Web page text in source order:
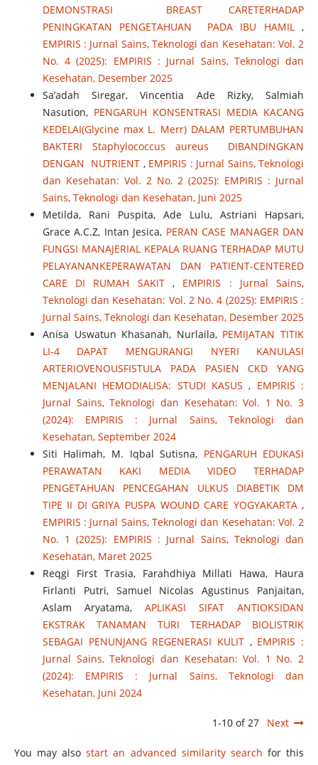
DEMONSTRASI BREAST CARETERHADAP
PENINGKATAN PENGETAHUAN PADA IBU HAMIL ,
EMPIRIS : Jurnal Sains, Teknologi dan Kesehatan: Vol. 2
No. 4 (2025): EMPIRIS : Jurnal Sains, Teknologi dan
Kesehatan, Desember 2025
Sa’adah Siregar, Vincentia Ade Rizky, Salmiah
Nasution, PENGARUH KONSENTRASI MEDIA KACANG
KEDELAI(Glycine max L. Merr) DALAM PERTUMBUHAN
BAKTERI Staphylococcus aureus DIBANDINGKAN
DENGAN NUTRIENT , EMPIRIS : Jurnal Sains, Teknologi
dan Kesehatan: Vol. 2 No. 2 (2025): EMPIRIS : Jurnal
Sains, Teknologi dan Kesehatan, Juni 2025
Metilda, Rani Puspita, Ade Lulu, Astriani Hapsari,
Grace A.C.Z, Intan Jesica, PERAN CASE MANAGER DAN
FUNGSI MANAJERIAL KEPALA RUANG TERHADAP MUTU
PELAYANANKEPERAWATAN DAN PATIENT-CENTERED
CARE DI RUMAH SAKIT , EMPIRIS : Jurnal Sains,
Teknologi dan Kesehatan: Vol. 2 No. 4 (2025): EMPIRIS :
Jurnal Sains, Teknologi dan Kesehatan, Desember 2025
Anisa Uswatun Khasanah, Nurlaila, PEMIJATAN TITIK
LI-4 DAPAT MENGURANGI NYERI KANULASI
ARTERIOVENOUSFISTULA PADA PASIEN CKD YANG
MENJALANI HEMODIALISA: STUDI KASUS , EMPIRIS :
Jurnal Sains, Teknologi dan Kesehatan: Vol. 1 No. 3
(2024): EMPIRIS : Jurnal Sains, Teknologi dan
Kesehatan, September 2024
Siti Halimah, M. Iqbal Sutisna, PENGARUH EDUKASI
PERAWATAN KAKI MEDIA VIDEO TERHADAP
PENGETAHUAN PENCEGAHAN ULKUS DIABETIK DM
TIPE II DI GRIYA PUSPA WOUND CARE YOGYAKARTA ,
EMPIRIS : Jurnal Sains, Teknologi dan Kesehatan: Vol. 2
No. 1 (2025): EMPIRIS : Jurnal Sains, Teknologi dan
Kesehatan, Maret 2025
Reqgi First Trasia, Farahdhiya Millati Hawa, Haura
Firlanti Putri, Samuel Nicolas Agustinus Panjaitan,
Aslam Aryatama, APLIKASI SIFAT ANTIOKSIDAN
EKSTRAK TANAMAN TURI TERHADAP BIOLISTRIK
SEBAGAI PENUNJANG REGENERASI KULIT , EMPIRIS :
Jurnal Sains, Teknologi dan Kesehatan: Vol. 1 No. 2
(2024): EMPIRIS : Jurnal Sains, Teknologi dan
Kesehatan, Juni 2024
1-10 of 27 Next
You may alsostart an advanced similarity search for this